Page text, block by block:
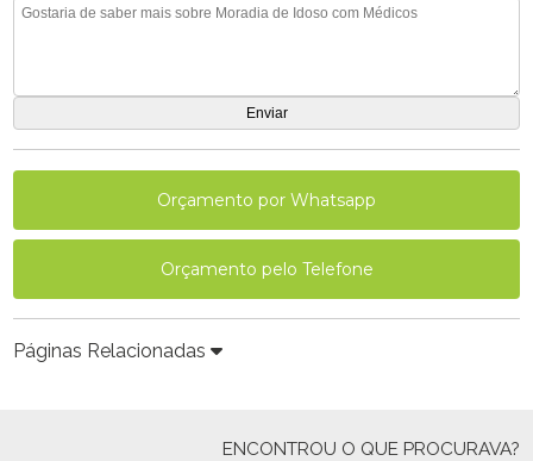
Orçamento por Whatsapp
Orçamento pelo Telefone
Páginas Relacionadas
ENCONTROU O QUE PROCURAVA?